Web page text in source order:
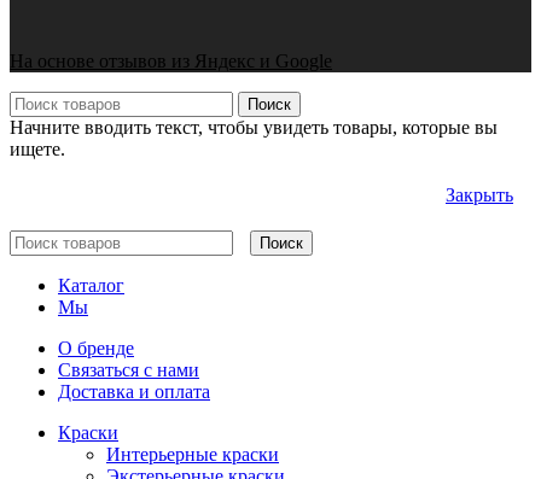
На основе отзывов из Яндекс и Google
Поиск
Начните вводить текст, чтобы увидеть товары, которые вы
ищете.
Закрыть
Поиск
Каталог
Мы
О бренде
Связаться с нами
Доставка и оплата
Краски
Интерьерные краски